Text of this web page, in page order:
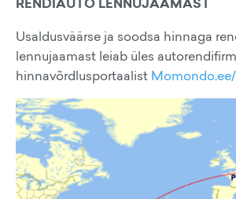
Usaldusväärse ja soodsa hinnaga
lennujaamast leiab üles
hinnavõrdlusportaalist